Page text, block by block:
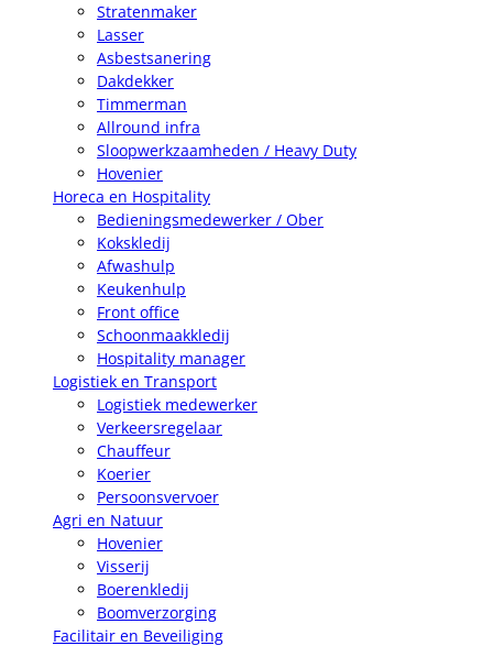
Stratenmaker
Lasser
Asbestsanering
Dakdekker
Timmerman
Allround infra
Sloopwerkzaamheden / Heavy Duty
Hovenier
Horeca en Hospitality
Bedieningsmedewerker / Ober
Kokskledij
Afwashulp
Keukenhulp
Front office
Schoonmaakkledij
Hospitality manager
Logistiek en Transport
Logistiek medewerker
Verkeersregelaar
Chauffeur
Koerier
Persoonsvervoer
Agri en Natuur
Hovenier
Visserij
Boerenkledij
Boomverzorging
Facilitair en Beveiliging